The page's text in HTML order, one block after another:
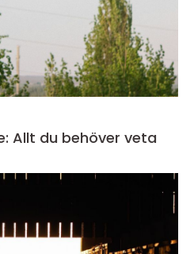
Allt du behöver veta